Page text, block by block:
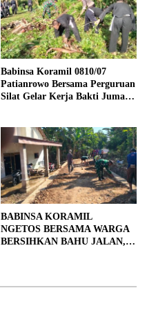
Babinsa Koramil 0810/07
Patianrowo Bersama Perguruan
Silat Gelar Kerja Bakti Jumat
BABINSA KORAMIL
NGETOS BERSAMA WARGA
BERSIHKAN BAHU JALAN,